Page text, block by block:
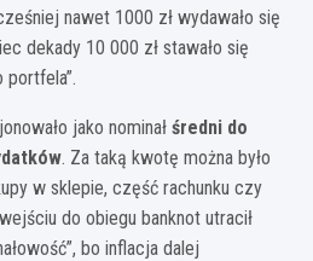
nawet 1000 zł wydawało się
dekady 10 000 zł stawało się
portfela”.
jako nominał średni do
. Za taką kwotę można było
w sklepie, część rachunku czy
do obiegu banknot utracił
bo inflacja dalej